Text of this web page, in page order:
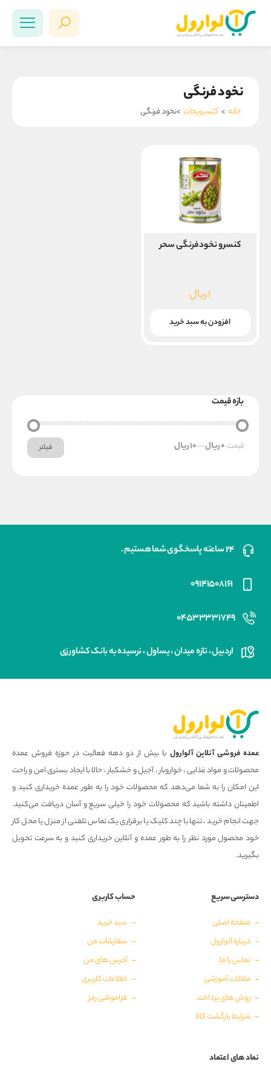
نخود فرنگی
خانه > کنسرویجات >نخود فرنگی
کنسرو نخودفرنگی سحر
۱ریال
افزودن به سبد خرید
بازه قیمت
حداقل
قیمت
حداکثر
قیمت
فیلتر قیمت:0 ریال —10 ریال
۲۴ ساعته پاسخگوی شما هستیم .
۰۹۱۴۱۵۰۸۱۶۱
۰۴۵۳۳۳۳۱۷۴۹
اردبیل ، تازه میدان ، یساول ، نرسیده به بانک کشاورزی
عمده فروشی آنلاین آلوارول با بیش از دو دهه فعالیت در حوزه فروش عمده
محصولات و مواد غذایی ، خواروبار ، آجیل و خشکبار ، حالا با ایجاد بستری امن و راحت
این امکان را به شما می‌دهد که محصولات خود را به طور عمده خریداری کنید و
اطمینان داشته باشید که محصولات خود را خیلی سریع و آسان دریافت می‌کنید.
جهت انجام خرید ، تنها با چند کلیک یا برقراری یک تماس تلفنی از منزل یا محل کار
خود محصول مورد نظر را به طور عمده و آنلاین خریداری کنید و به سرعت تحویل
بگیرید.
دسترسی سریع
صفحه اصلی
درباره آلوارول
تماس با ما
مقالات آموزشی
روش های پرداخت
شرایط بازگشت کالا
حساب کاربری
سبد خرید
سفارشات من
آدرس های من
اطلاعات کاربری
فراموشی رمز
نماد های اعتماد